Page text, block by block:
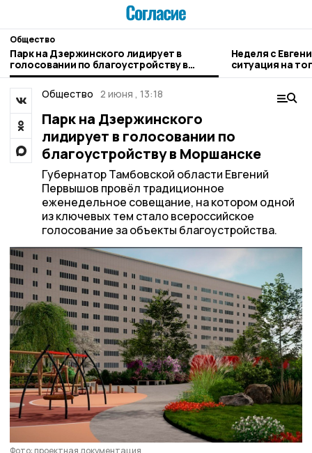
Общество
Парк на Дзержинского лидирует в
голосовании по благоустройству в
Моршанске
Неделя с
ситуация на
городе и
Общество 2 июня , 13:18
Парк на Дзержинского
лидирует в голосовании по
благоустройству в Моршанске
Губернатор Тамбовской области Евгений
Первышов провёл традиционное
еженедельное совещание, на котором одной
из ключевых тем стало всероссийское
голосование за объекты благоустройства.
Фото: проектная документация